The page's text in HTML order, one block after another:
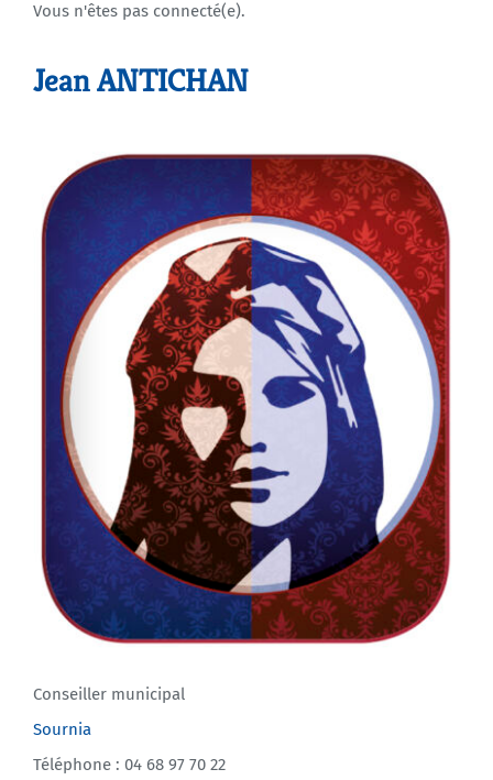
Agenda
Vous n'êtes pas connecté(e).
Jean ANTICHAN
Conseiller municipal
Sournia
Téléphone : 04 68 97 70 22